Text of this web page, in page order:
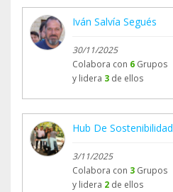
Iván Salvía Segués
30/11/2025
Colabora con 6 Grupos
y lidera 3 de ellos
Hub De Sostenibilidad
3/11/2025
Colabora con 3 Grupos
y lidera 2 de ellos